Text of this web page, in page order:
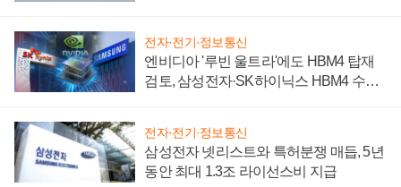
전자·전기·정보통신
엔비디아 '루빈 울트라'에도 HBM4 탑재
검토, 삼성전자·SK하이닉스 HBM4 수율
전자·전기·정보통신
삼성전자 넷리스트와 특허분쟁 매듭, 5년
동안 최대 1.3조 라이선스비 지급